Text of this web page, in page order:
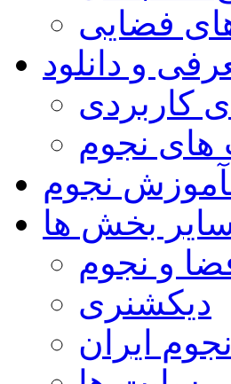
فضایی
و دانلود
کاربردی
های نجوم
آموزش نجوم
بخش ها
و نجوم
دیکشنری
ایران